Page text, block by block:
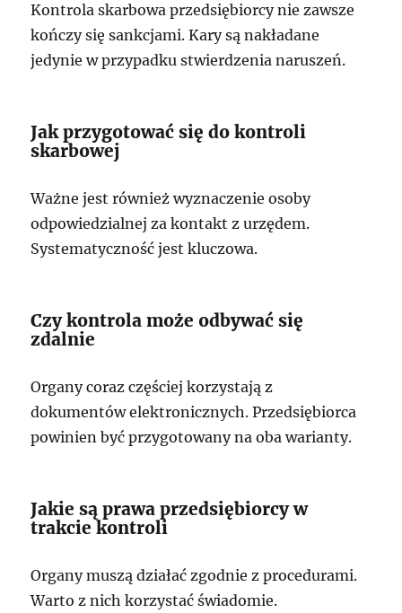
Kontrola skarbowa przedsiębiorcy nie zawsze
kończy się sankcjami. Kary są nakładane
jedynie w przypadku stwierdzenia naruszeń.
Jak przygotować się do kontroli
skarbowej
Ważne jest również wyznaczenie osoby
odpowiedzialnej za kontakt z urzędem.
Systematyczność jest kluczowa.
Czy kontrola może odbywać się
zdalnie
Organy coraz częściej korzystają z
dokumentów elektronicznych. Przedsiębiorca
powinien być przygotowany na oba warianty.
Jakie są prawa przedsiębiorcy w
trakcie kontroli
Organy muszą działać zgodnie z procedurami.
Warto z nich korzystać świadomie.